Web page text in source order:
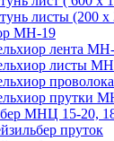
листы (200
МН-19
лента
листы
прутки
МНЦ 15-20,
пруток